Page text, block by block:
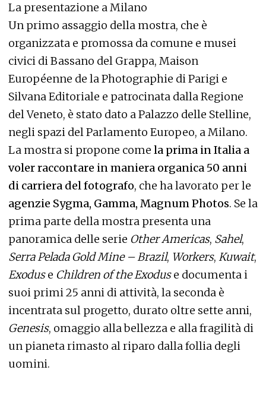
La presentazione a Milano
Un primo assaggio della mostra, che è
organizzata e promossa da comune e musei
civici di Bassano del Grappa, Maison
Européenne de la Photographie di Parigi e
Silvana Editoriale e patrocinata dalla Regione
del Veneto, è stato dato a Palazzo delle Stelline,
negli spazi del Parlamento Europeo, a Milano.
La mostra si propone come la prima in Italia a
voler raccontare in maniera organica 50 anni
di carriera del fotografo, che ha lavorato per le
agenzie Sygma, Gamma, Magnum Photos. Se la
prima parte della mostra presenta una
panoramica delle serie Other Americas, Sahel,
Serra Pelada Gold Mine – Brazil, Workers, Kuwait,
Exoduse Children of the Exoduse documenta i
suoi primi 25 anni di attività, la seconda è
incentrata sul progetto, durato oltre sette anni,
Genesis, omaggio alla bellezza e alla fragilità di
un pianeta rimasto al riparo dalla follia degli
uomini.